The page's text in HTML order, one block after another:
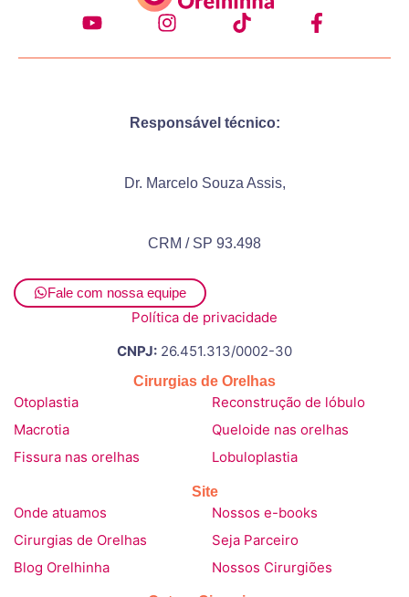
Responsável técnico:
Dr. Marcelo Souza Assis,
CRM / SP 93.498
Fale com nossa equipe
Política de privacidade
CNPJ: 26.451.313/0002-30
Cirurgias de Orelhas
Otoplastia
Macrotia
Fissura nas orelhas
Reconstrução de lóbulo
Queloide nas orelhas
Lobuloplastia
Site
Onde atuamos
Cirurgias de Orelhas
Blog Orelhinha
Nossos e-books
Seja Parceiro
Nossos Cirurgiões